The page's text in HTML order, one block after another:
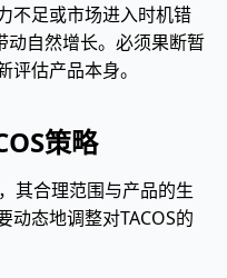
不足或市场进入时机错
动自然增长。必须果断暂
估产品本身。
策略
其合理范围与产品的生
动态地调整对TACOS的